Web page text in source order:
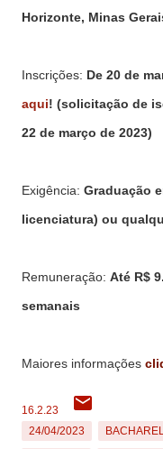
Horizonte, Minas
Inscrições: De 20 de
aqui! (solicitação de
22 de março de 2023)
Exigência: Graduação
licenciatura) ou
Remuneração: Até R$
semanais
Maiores informações
16.2.23
24/04/2023